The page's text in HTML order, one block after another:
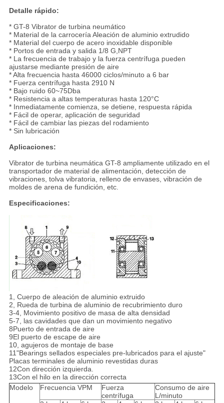
Detalle rápido:
* GT-8 Vibrator de turbina neumático
* Material de la carrocería Aleación de aluminio extrudido
* Material del cuerpo de acero inoxidable disponible
* Portos de entrada y salida 1/8 G,NPT
* La frecuencia de trabajo y la fuerza centrífuga pueden
ajustarse mediante presión de aire
* Alta frecuencia hasta 46000 ciclos/minuto a 6 bar
* Fuerza centrífuga hasta 2910 N
* Bajo ruido 60~75Dba
* Resistencia a altas temperaturas hasta 120°C
* Inmediatamente comienza, se detiene, respuesta rápida
* Fácil de operar, aplicación de seguridad
* Fácil de cambiar las piezas del rodamiento
* Sin lubricación
Aplicaciones:
Vibrator de turbina neumática GT-8 ampliamente utilizado en el
transportador de material de alimentación, detección de
vibraciones, tolva vibratoria, relleno de envases, vibración de
moldes de arena de fundición, etc.
Especificaciones:
1, Cuerpo de aleación de aluminio extruido
2, Rueda de turbina de aluminio de recubrimiento duro
3-4, Movimiento positivo de masa de alta densidad
5-7, las cavidades que dan un movimiento negativo
8Puerto de entrada de aire
9El puerto de escape de aire
10, agujeros de montaje de base
11"Bearings sellados especiales pre-lubricados para el ajuste"
Placas terminales de aluminio revestidas duras
12Con dirección izquierda.
13Con el hilo en la dirección correcta
Modelo
Frecuencia VPM
Fuerza
centrífuga
Consumo de aire
L/minuto